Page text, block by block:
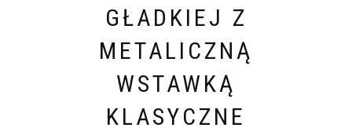
GŁADKIEJ Z
METALICZNĄ
WSTAWKĄ
KLASYCZNE